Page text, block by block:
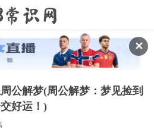
✕
公解梦(周公解梦：梦见捡到
好运！)